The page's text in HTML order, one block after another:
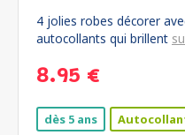
4 jolies robes décorer
autocollants qui brillent
8.95 €
dès 5 ans